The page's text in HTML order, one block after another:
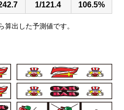
1/121.4 106.5%
出した予測値です。